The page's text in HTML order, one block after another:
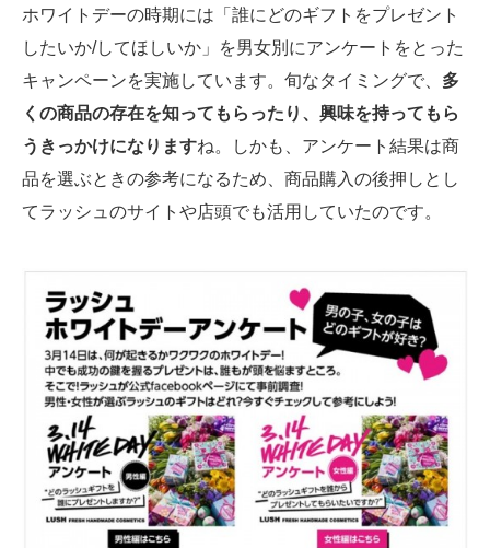
ホワイトデーの時期には「誰にどのギフトをプレゼント
したいか/してほしいか」を男女別にアンケートをとった
キャンペーンを実施しています。旬なタイミングで、 多
くの商品の存在を知ってもらったり、興味を持ってもら
うきっかけになりますね。しかも、アンケート結果は商
品を選ぶときの参考になるため、商品購入の後押しとし
てラッシュのサイトや店頭でも活用していたのです。